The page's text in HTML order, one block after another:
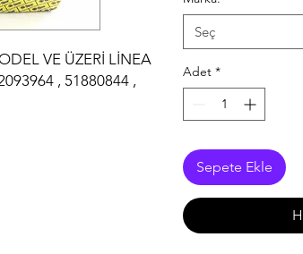
VE ÜZERİ LİNEA
, 51880844 ,
Seç
Adet *
Sepete Ekle